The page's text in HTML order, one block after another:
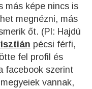
más képe nincs is
megnézni, más
őt. (Pl: Hajdú
pécsi férfi,
fel profil és
facebook szerint
vannak,